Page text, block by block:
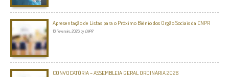
Apresentação de Listas para o Próximo Biénio dos Orgão Sociais da CNPR
18 Fevereiro, 2026 by CNPR
CONVOCATÓRIA – ASSEMBLEIA GERAL ORDINÁRIA 2026